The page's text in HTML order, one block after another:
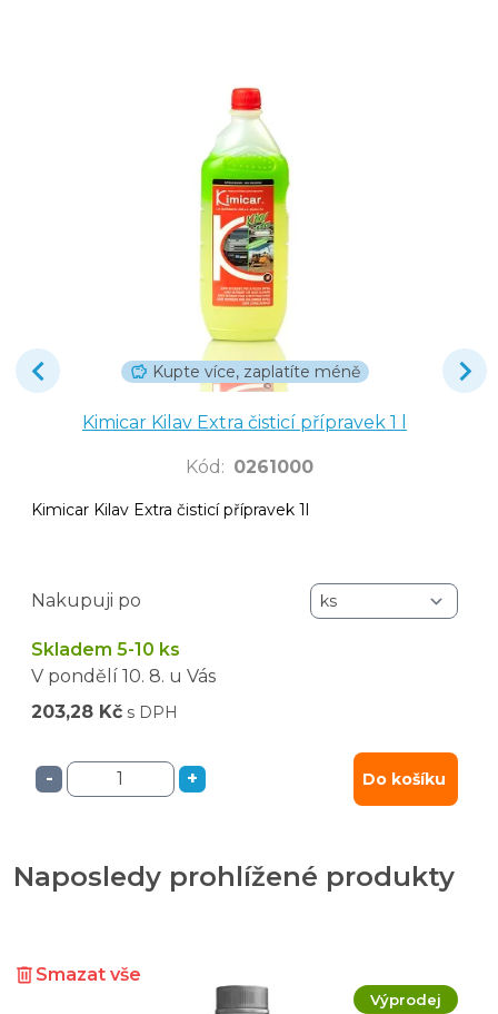
Kupte více, zaplatíte méně
Kimicar Kilav Extra čisticí přípravek 1 l
Kód : 0261000
Kimicar Kilav Extra čisticí přípravek 1l
Nakupuji po
Skladem 5-10 ks
V pondělí 10. 8. u Vás
203,28 Kč s DPH
- + Do košíku
Naposledy prohlížené produkty
Smazat vše
Výprodej